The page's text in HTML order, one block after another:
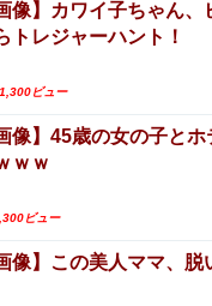
師に55億円騙し取られ
社滅茶苦茶やろなぁ」→
いだからフェイクで
物だった…
ーさん(26)、地上波
『陸上部VS百合セック
わずに無料で読む方
『怪物の寵愛』をraw
方法│揚げ三昧
像】カワイ子ちゃん
トレジャーハント！
ビュー
像】45歳の女の子と
ｗｗ
ビュー
像】この美人ママ、脱